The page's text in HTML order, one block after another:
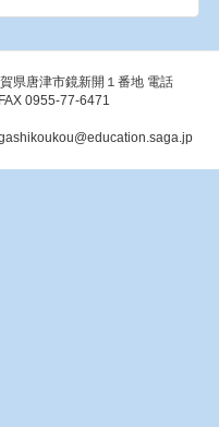
県唐津市鏡新開１番地 電話
0955-77-6471